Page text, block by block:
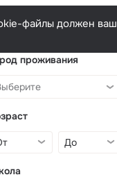
файлы должен ваш
проживания